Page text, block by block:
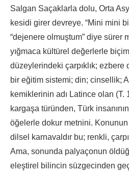
Salgan Saçaklarla dolu, Orta
kesidi girer devreye. “Mini mini
“dejenere olmuştum” diye sürer
yığmaca kültürel değerlerle
düzeylerindeki çarpıklık; ezbere
bir eğitim sistemi; din; cinsellik;
kemiklerinin adı Latince olan (T.
kargaşa türünden, Türk
öğelerle dokur metnini. Konunun
dilsel karnavaldır bu; renkli,
Ama, sonunda palyaçonun
eleştirel bilincin süzgecinden